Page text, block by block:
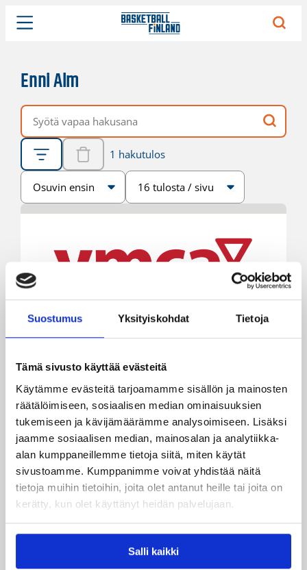
Suostumus Yksityiskohdat Tietoja
Tämä sivusto käyttää evästeitä
Käytämme evästeitä tarjoamamme sisällön ja mainosten
räätälöimiseen, sosiaalisen median ominaisuuksien
tukemiseen ja kävijämäärämme analysoimiseen. Lisäksi
jaamme sosiaalisen median, mainosalan ja analytiikka-
alan kumppaneillemme tietoja siitä, miten käytät
sivustoamme. Kumppanimme voivat yhdistää näitä
tietoja muihin tietoihin, joita olet antanut heille tai joita on
kerätty, kun olet käyttänyt heidän palvelujaan.
Salli kaikki
Enni Alm
Vapaa hakusana
1 hakutulos
Järjestys
Sivukoko
Kaksi suomalaista erotuomaria
kansainväliselle uralle
pyörätuolikoripallossa
Enni Alm ja Paulus Parkatti suorittivat IWBF:n
Zone-erotuomariklinikat hyväksytysti Sveitsissä
ja Italiassa.
← 1 →